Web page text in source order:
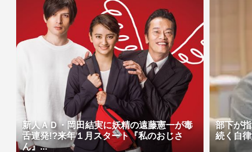
新人ＡＤ・岡田結実に妖精の遠藤憲一が毒
舌連発!?来年１月スタート『私のおじさ
ん』...
部下が
続く自